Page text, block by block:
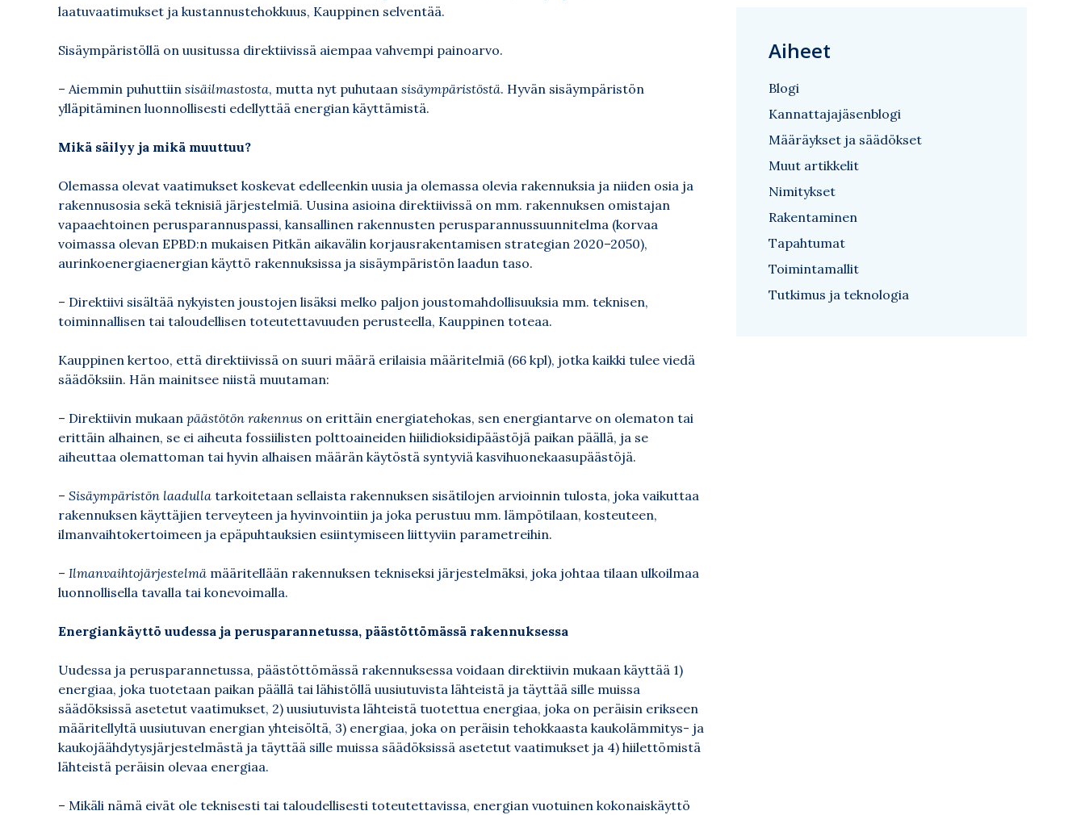
laatuvaatimukset ja kustannustehokkuus, Kauppinen selventää.
Sisäympäristöllä on uusitussa direktiivissä aiempaa vahvempi painoarvo.
– Aiemmin puhuttiin sisäilmastosta, mutta nyt puhutaan sisäympäristöstä. Hyvän sisäympäristön
ylläpitäminen luonnollisesti edellyttää energian käyttämistä.
Mikä säilyy ja mikä muuttuu?
Olemassa olevat vaatimukset koskevat edelleenkin uusia ja olemassa olevia rakennuksia ja niiden osia ja
rakennusosia sekä teknisiä järjestelmiä. Uusina asioina direktiivissä on mm. rakennuksen omistajan
vapaaehtoinen perusparannuspassi, kansallinen rakennusten perusparannussuunnitelma (korvaa
voimassa olevan EPBD:n mukaisen Pitkän aikavälin korjausrakentamisen strategian 2020–2050),
aurinkoenergiaenergian käyttö rakennuksissa ja sisäympäristön laadun taso.
– Direktiivi sisältää nykyisten joustojen lisäksi melko paljon joustomahdollisuuksia mm. teknisen,
toiminnallisen tai taloudellisen toteutettavuuden perusteella, Kauppinen toteaa.
Kauppinen kertoo, että direktiivissä on suuri määrä erilaisia määritelmiä (66 kpl), jotka kaikki tulee viedä
säädöksiin. Hän mainitsee niistä muutaman:
– Direktiivin mukaan päästötön rakennus on erittäin energiatehokas, sen energiantarve on olematon tai
erittäin alhainen, se ei aiheuta fossiilisten polttoaineiden hiilidioksidipäästöjä paikan päällä, ja se
aiheuttaa olemattoman tai hyvin alhaisen määrän käytöstä syntyviä kasvihuonekaasupäästöjä.
– Sisäympäristön laadulla tarkoitetaan sellaista rakennuksen sisätilojen arvioinnin tulosta, joka vaikuttaa
rakennuksen käyttäjien terveyteen ja hyvinvointiin ja joka perustuu mm. lämpötilaan, kosteuteen,
ilmanvaihtokertoimeen ja epäpuhtauksien esiintymiseen liittyviin parametreihin.
– Ilmanvaihtojärjestelmä määritellään rakennuksen tekniseksi järjestelmäksi, joka johtaa tilaan ulkoilmaa
luonnollisella tavalla tai konevoimalla.
Energiankäyttö uudessa ja perusparannetussa, päästöttömässä rakennuksessa
Uudessa ja perusparannetussa, päästöttömässä rakennuksessa voidaan direktiivin mukaan käyttää 1)
energiaa, joka tuotetaan paikan päällä tai lähistöllä uusiutuvista lähteistä ja täyttää sille muissa
säädöksissä asetetut vaatimukset, 2) uusiutuvista lähteistä tuotettua energiaa, joka on peräisin erikseen
määritellyltä uusiutuvan energian yhteisöltä, 3) energiaa, joka on peräisin tehokkaasta kaukolämmitys- ja
kaukojäähdytysjärjestelmästä ja täyttää sille muissa säädöksissä asetetut vaatimukset ja 4) hiilettömistä
lähteistä peräisin olevaa energiaa.
– Mikäli nämä eivät ole teknisesti tai taloudellisesti toteutettavissa, energian vuotuinen kokonaiskäyttö
Aiheet
Blogi
Kannattajajäsenblogi
Määräykset ja säädökset
Muut artikkelit
Nimitykset
Rakentaminen
Tapahtumat
Toimintamallit
Tutkimus ja teknologia